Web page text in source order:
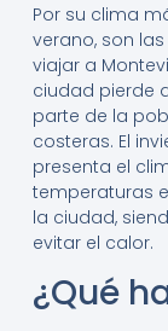
Por su clima
verano, son
viajar a
ciudad pierde
parte de la
costeras. El
presenta el
temperaturas
la ciudad,
evitar el calor.
¿Qué